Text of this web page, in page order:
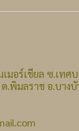
มอร์เชียล ซ.เทศ
มลราช อ.บางบั